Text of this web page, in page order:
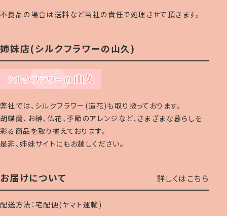
不良品の場合は送料など当社の責任で処理させて頂きます。
姉妹店(シルクフラワーの山久)
弊社では、シルクフラワー(造花)も取り扱っております。
胡蝶蘭、お榊、仏花、季節のアレンジなど、さまざまな暮らしを
彩る商品を取り揃えております。
是非、姉妹サイトにもお越しください。
お届けについて 詳しくはこちら
配送方法：宅配便(ヤマト運輸)